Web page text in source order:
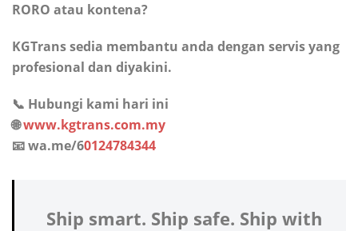
RORO atau kontena?
KGTrans sedia membantu anda dengan servis yang
profesional dan diyakini.
📞 Hubungi kami hari ini
🌐www.kgtrans.com.my
📧 wa.me/60124784344
Ship smart. Ship safe. Ship with